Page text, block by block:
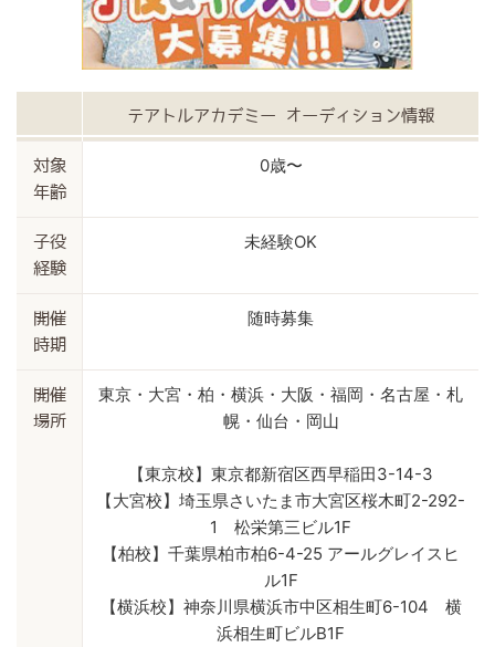
テアトルアカデミー オーディション情報
対象
年齢
0歳〜
子役
経験
未経験OK
開催
時期
随時募集
開催
場所
東京・大宮・柏・横浜・大阪・福岡・名古屋・札
幌・仙台・岡山
【東京校】東京都新宿区西早稲田3-14-3
【大宮校】埼玉県さいたま市大宮区桜木町2-292-
1 松栄第三ビル1F
【柏校】千葉県柏市柏6-4-25 アールグレイスヒ
ル1F
【横浜校】神奈川県横浜市中区相生町6-104 横
浜相生町ビルB1F